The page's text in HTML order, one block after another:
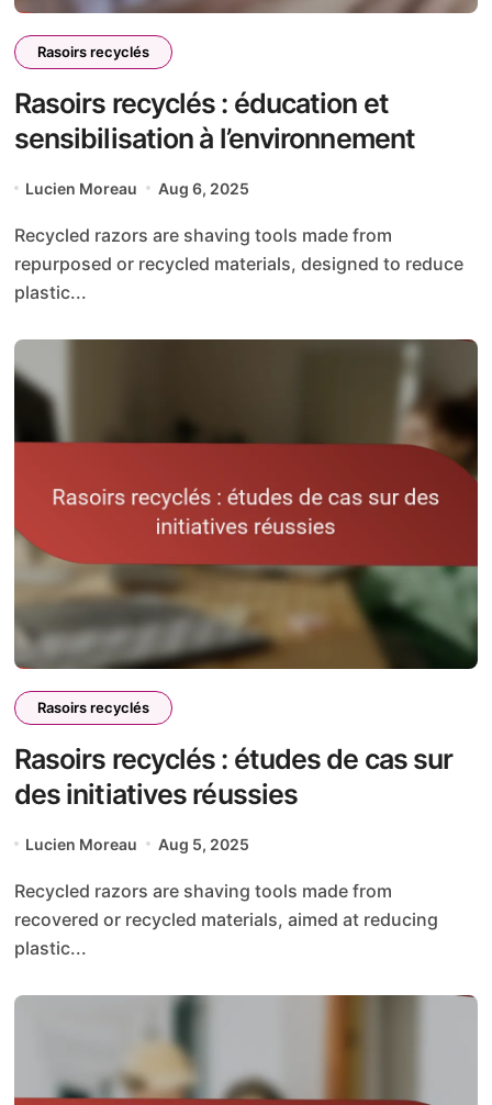
Rasoirs recyclés
Rasoirs recyclés : éducation et
sensibilisation à l’environnement
Lucien Moreau Aug 6, 2025
Recycled razors are shaving tools made from
repurposed or recycled materials, designed to reduce
plastic...
Rasoirs recyclés
Rasoirs recyclés : études de cas sur
des initiatives réussies
Lucien Moreau Aug 5, 2025
Recycled razors are shaving tools made from
recovered or recycled materials, aimed at reducing
plastic...